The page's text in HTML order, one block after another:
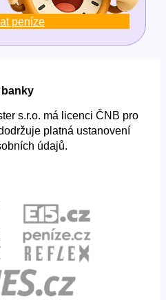
peníze
s.r.o. má licenci ČNB pro
platná ustanovení
údajů.